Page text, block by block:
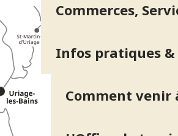
Commerces,
Infos pratiques &
Comment venir